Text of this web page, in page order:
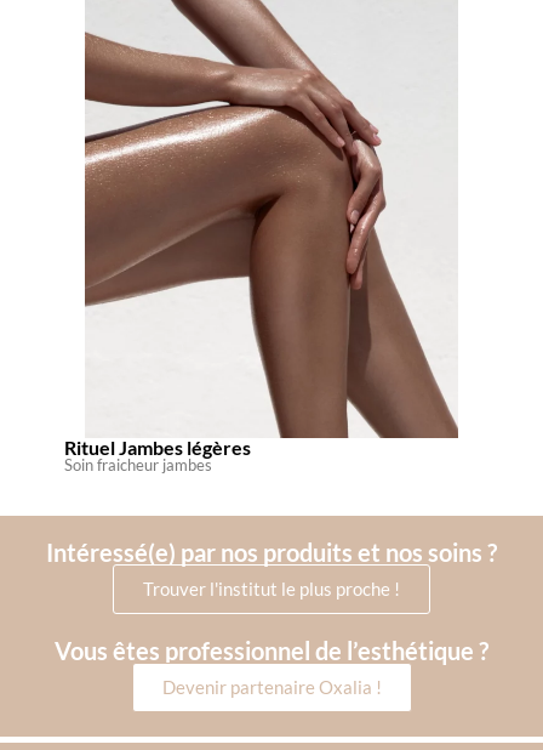
Rituel Jambes légères
Soin fraicheur jambes
Intéressé(e) par nos produits et nos soins ?
Trouver l'institut le plus proche !
Vous êtes professionnel de l’esthétique ?
Devenir partenaire Oxalia !